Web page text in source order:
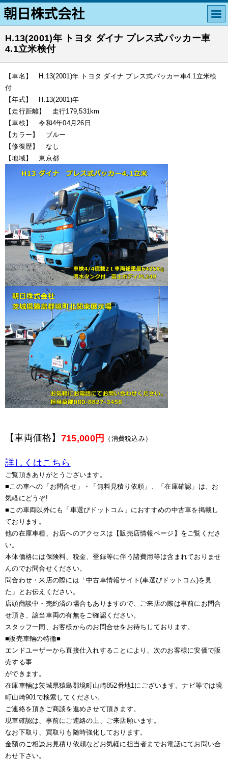
H.13(2001)年 トヨタ ダイナ プレス式パッカー車
4.1立米検付
【車名】 H.13(2001)年 トヨタ ダイナ プレス式パッカー車4.1立米検
付
【年式】 H.13(2001)年
【走行距離】 走行179,531km
【車検】 令和4年04月26日
【カラー】 ブルー
【修復歴】 なし
【地域】 東京都
【車両価格】 715,000円 （消費税込み）
詳しくはこちら
ご覧頂きありがとうございます。
■この車への「お問合せ」・「無料見積り依頼」、「在庫確認」は、お
気軽にどうぞ!
■この車両以外にも「車選びドットコム」におすすめの中古車を掲載し
ております。
他の在庫車種、お店へのアクセスは【販売店情報ページ】をご覧くださ
い。
本体価格には保険料、税金、登録等に伴う諸費用等は含まれておりませ
んのでお問合せください。
問合わせ・来店の際には「中古車情報サイト(車選びドットコム)を見
た」とお伝えください。
店頭商談中・売約済の場合もありますので、ご来店の際は事前にお問合
せ頂き、該当車両の有無をご確認ください。
スタッフ一同、お客様からのお問合せをお待ちしております。
■販売車輛の特徴■
エンドユーザーから直接仕入れすることにより、次のお客様に安価で販
売する事
ができます。
在庫車輛は茨城県猿島郡境町山崎852番地1にございます。ナビ等では境
町山崎901で検索してください。
ご連絡を頂きご商談を進めさせて頂きます。
現車確認は、事前にご連絡の上、ご来店願います。
なお下取り、買取りも随時強化しております。
金額のご相談お見積り依頼などお気軽に担当者までお電話にてお問い合
わせ下さい。